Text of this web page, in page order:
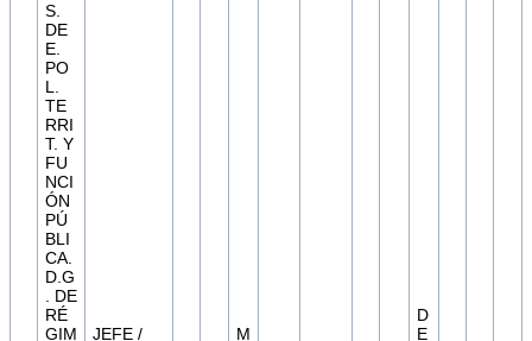
S.
DE
E.
PO
L.
TE
RRI
T. Y
FU
NCI
ÓN
PÚ
BLI
CA.
D.G
. DE
RÉ
GIM
JEFE /
M
D
E